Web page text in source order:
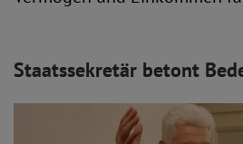
Staatssekretär betont